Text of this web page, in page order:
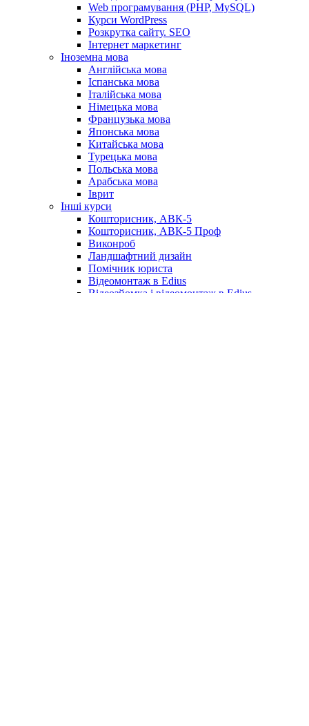
Web програмування (PHP, MySQL)
Курси WordPress
Розкрутка сайту. SEO
Інтернет маркетинг
Іноземна мова
Англійська мова
Іспанська мова
Італійська мова
Німецька мова
Французька мова
Японська мова
Китайська мова
Турецька мова
Польська мова
Арабська мова
Іврит
Інші курси
Кошторисник, АВК-5
Кошторисник, АВК-5 Проф
Виконроб
Ландшафтний дизайн
Помічник юриста
Відеомонтаж в Edius
Відеозйомка і відеомонтаж в Edius